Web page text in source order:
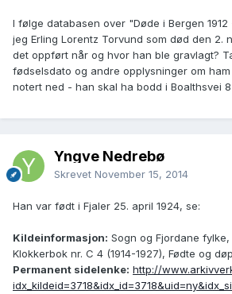
I følge databasen over "Døde i Bergen
jeg Erling Lorentz Torvund som død den 2.
det oppført når og hvor han ble gravlagt?
fødselsdato og andre opplysninger om
notert ned - han skal ha bodd i Boalthsvei
Yngve Nedrebø
Skrevet November 15, 2014
Han var født i Fjaler 25. april 1924, se:
Kildeinformasjon: Sogn og Fjordane fylke,
Klokkerbok nr. C 4 (1914-1927), Fødte og
Permanent sidelenke: http://